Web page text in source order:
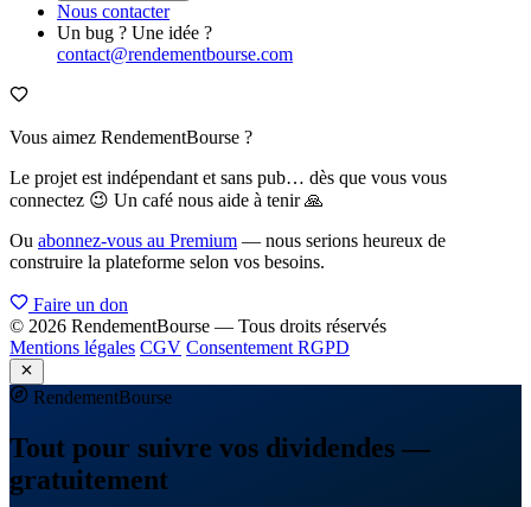
Nous contacter
Un bug ? Une idée ?
contact@rendementbourse.com
Vous aimez RendementBourse ?
Le projet est indépendant et sans pub… dès que vous vous
connectez 😉 Un café nous aide à tenir 🙏
Ou abonnez-vous au Premium — nous serions heureux de
construire la plateforme selon vos besoins.
Faire un don
© 2026 RendementBourse — Tous droits réservés
Mentions légales CGV Consentement RGPD
RendementBourse
Tout pour suivre vos dividendes —
gratuitement